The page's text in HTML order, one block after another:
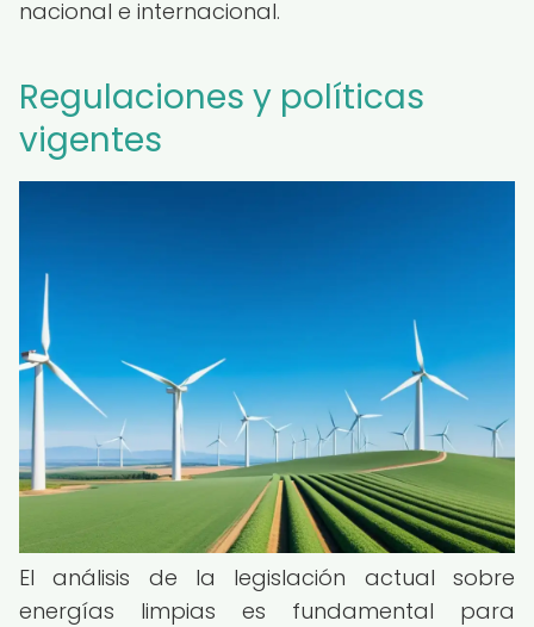
nacional e internacional.
Regulaciones y políticas
vigentes
El análisis de la legislación actual sobre
energías limpias es fundamental para